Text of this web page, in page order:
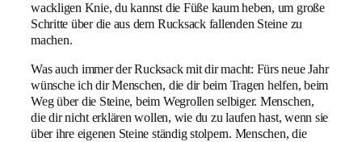
wackligen Knie, du kannst die Füße kaum heben, um große
Schritte über die aus dem Rucksack fallenden Steine zu
machen.
Was auch immer der Rucksack mit dir macht: Fürs neue Jahr
wünsche ich dir Menschen, die dir beim Tragen helfen, beim
Weg über die Steine, beim Wegrollen selbiger. Menschen,
die dir nicht erklären wollen, wie du zu laufen hast, wenn sie
über ihre eigenen Steine ständig stolpern. Menschen, die